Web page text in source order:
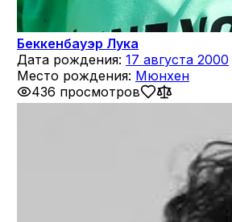
Беккенбауэр Лука
Дата рождения: 17 августа 2000
Место рождения: Мюнхен
436 просмотров